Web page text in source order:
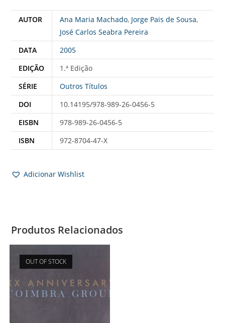
AUTOR Ana Maria Machado, Jorge Pais de Sousa,
José Carlos Seabra Pereira
DATA
2005
EDIÇÃO
1.ª Edição
SÉRIE
Outros Títulos
DOI
10.14195/978-989-26-0456-5
EISBN
978-989-26-0456-5
ISBN
972-8704-47-X
Adicionar Wishlist
Produtos Relacionados
OUT OF STOCK